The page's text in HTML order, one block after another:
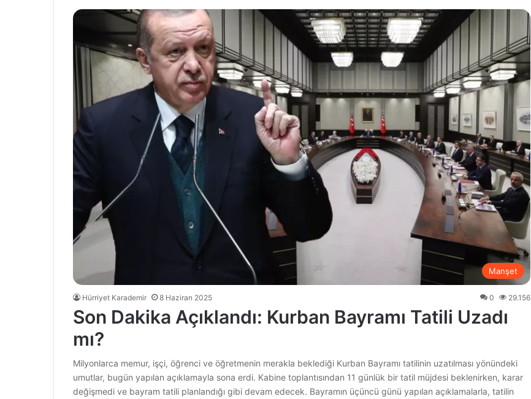
Manşet
Hürriyet Karademir 8 Haziran 2025 0 29.156
Son Dakika Açıklandı: Kurban Bayramı Tatili Uzadı
mı?
Milyonlarca memur, işçi, öğrenci ve öğretmenin merakla beklediği Kurban Bayramı tatilinin uzatılması yönündeki
umutlar, bugün yapılan açıklamayla sona erdi. Kabine toplantısından 11 günlük bir tatil müjdesi beklenirken, karar
değişmedi ve bayram tatili planlandığı gibi devam edecek. Bayramın üçüncü günü yapılan açıklamalarla, tatilin